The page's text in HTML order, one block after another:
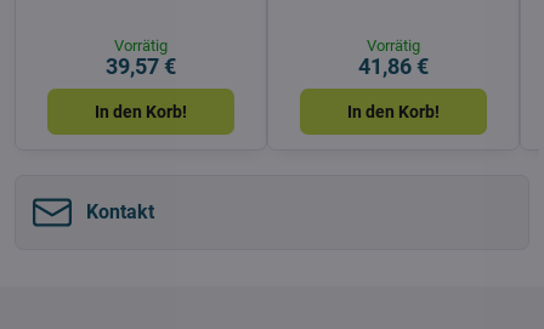
Vorrätig
39,57 €
In den Korb!
Vorrätig
41,86 €
In den Korb!
Kontakt